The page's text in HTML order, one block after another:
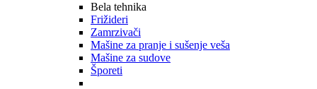
Bela tehnika
Frižideri
Zamrzivači
Mašine za pranje i sušenje veša
Mašine za sudove
Šporeti